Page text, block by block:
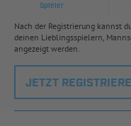
Spieler
Nach der Registrierung kannst
deinen Lieblingsspielern,
angezeigt werden.
JETZT